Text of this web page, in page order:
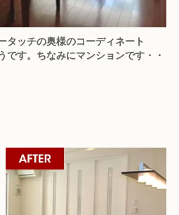
タッチの奥様のコーディネート
です。ちなみにマンションです・・